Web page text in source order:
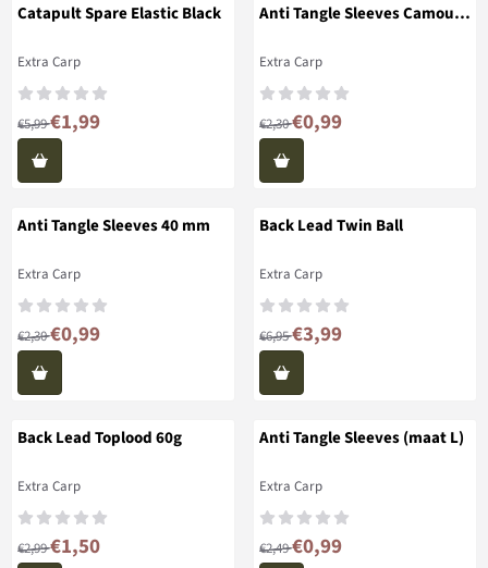
Catapult Spare Elastic Black
Merk:
Extra Carp
Van 5,99 voor 1,99
€5,99€1,99
Anti Tangle Sleeves Camou
Merk:
Extra Carp
Van 2,30 voor 0,99
€2,30€0,99
Anti Tangle Sleeves 40 mm
Merk:
Extra Carp
Van 2,30 voor 0,99
€2,30€0,99
Back Lead Twin Ball
Merk:
Extra Carp
Van 6,95 voor 3,99
€6,95€3,99
Back Lead Toplood 60g
Merk:
Extra Carp
Van 2,99 voor 1,50
€2,99€1,50
Anti Tangle Sleeves (maat L)
Merk:
Extra Carp
Van 2,49 voor 0,99
€2,49€0,99